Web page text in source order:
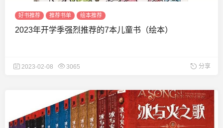
好书推荐 推荐书单 绘本推荐
2023年开学季强烈推荐的7本儿童书（绘本）
2023-02-08 3065 分享